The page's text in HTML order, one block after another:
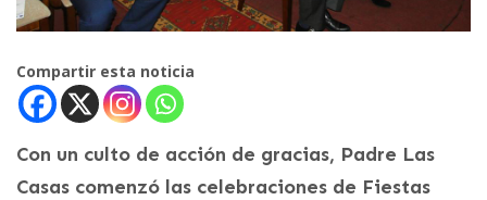
Compartir esta noticia
Con un culto de acción de gracias, Padre Las
Casas comenzó las celebraciones de Fiestas